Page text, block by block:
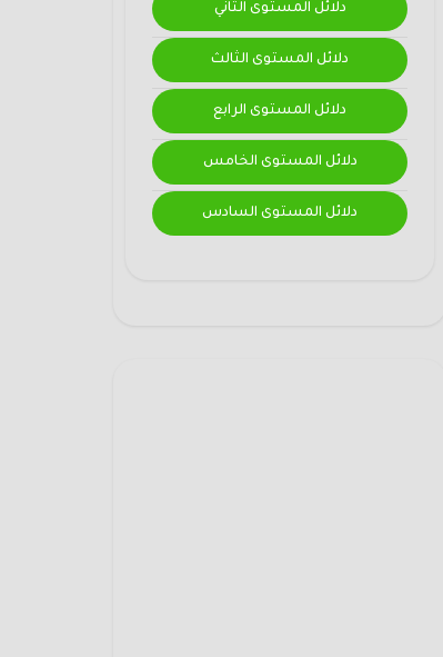
دلائل المستوى الثاني
دلائل المستوى الثالث
دلائل المستوى الرابع
دلائل المستوى الخامس
دلائل المستوى السادس